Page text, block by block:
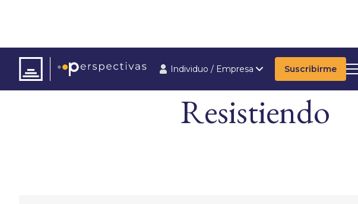
Individuo / Empresa Suscribirme
ARTÍCULOS
Resistiendo